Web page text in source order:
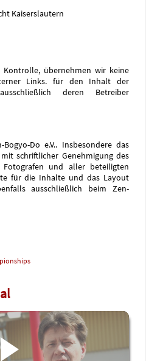
Kaiserslautern
übernehmen wir keine
Links. für den Inhalt der
deren Betreiber
Do e.V.. Insbesondere das
schriftlicher Genehmigung des
Fotografen und aller beteiligten
für die Inhalte und das Layout
ausschließlich beim Zen-